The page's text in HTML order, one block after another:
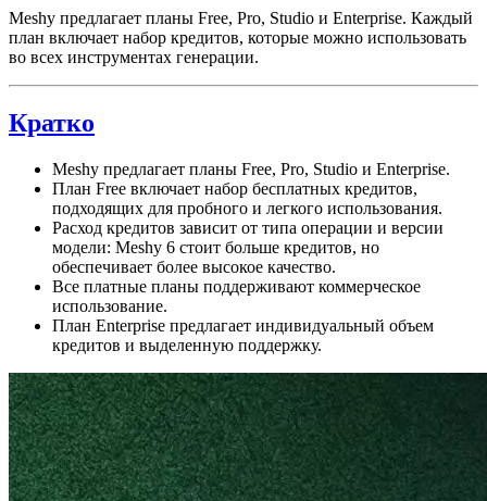
Meshy предлагает планы Free, Pro, Studio и Enterprise. Каждый
план включает набор кредитов, которые можно использовать
во всех инструментах генерации.
Кратко
Meshy предлагает планы Free, Pro, Studio и Enterprise.
План Free включает набор бесплатных кредитов,
подходящих для пробного и легкого использования.
Расход кредитов зависит от типа операции и версии
модели: Meshy 6 стоит больше кредитов, но
обеспечивает более высокое качество.
Все платные планы поддерживают коммерческое
использование.
План Enterprise предлагает индивидуальный объем
кредитов и выделенную поддержку.